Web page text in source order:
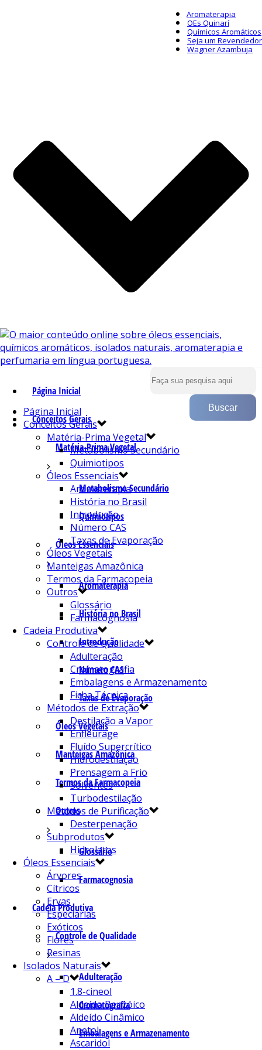
Aromaterapia
OEs Quinarí
Químicos Aromáticos
Seja um Revendedor
Wagner Azambuja
Página Inicial
Conceitos Gerais
Matéria-Prima Vegetal
Metabolismo Secundário
Quimiotipos
Óleos Essenciais
Aromaterapia
História no Brasil
Introdução
Número CAS
Taxas de Evaporação
Óleos Vegetais
Manteigas Amazônica
Termos da Farmacopeia
Outros
Glossário
Farmacognosia
Cadeia Produtiva
Controle de Qualidade
Adulteração
Cromatografia
Embalagens e Armazenamento
Página Inicial
Conceitos Gerais
Matéria-Prima Vegetal
Metabolismo Secundário
Quimiotipos
Óleos Essenciais
Aromaterapia
História no Brasil
Introdução
Número CAS
Taxas de Evaporação
Óleos Vegetais
Manteigas Amazônica
Termos da Farmacopeia
Outros
Glossário
Farmacognosia
Cadeia Produtiva
Controle de Qualidade
Adulteração
Cromatografia
Embalagens e Armazenamento
Ficha Técnica
Métodos de Extração
Destilação a Vapor
Enfleurage
Fluído Supercrítico
Hidrodestilação
Prensagem a Frio
Solventes
Turbodestilação
Métodos de Purificação
Desterpenação
Subprodutos
Hidrolatos
Óleos Essenciais
Árvores
Cítricos
Ervas
Especiarias
Exóticos
Flores
Resinas
Isolados Naturais
A – D
1.8-cineol
Aldeído Benzóico
Aldeído Cinâmico
Anetol
Ascaridol